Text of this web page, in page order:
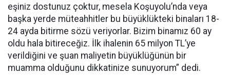
eşiniz dostunuz çoktur, mesela Koşuyolu’nda veya
başka yerde müteahhitler bu büyüklükteki binaları 18-
24 ayda bitirme sözü veriyorlar. Bizim binamız 60 ay
oldu hala bitireceğiz. İlk ihalenin 65 milyon TL’ye
verildiğini ve şuan maliyetin büyüklüğünün bir
muamma olduğunu dikkatinize sunuyorum” dedi.